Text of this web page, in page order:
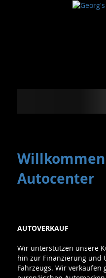
Autocenter
AUTOVERKAUF
Wir unterstützen unsere
hin zur Finanzierung und
Fahrzeugs. Wir verkaufen